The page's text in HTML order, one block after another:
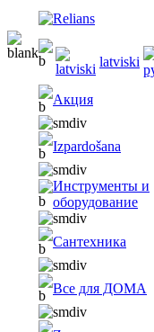
latviski
Акция
Izpardošana
Инструменты и
оборудование
Сантехника
Все для ДОМА